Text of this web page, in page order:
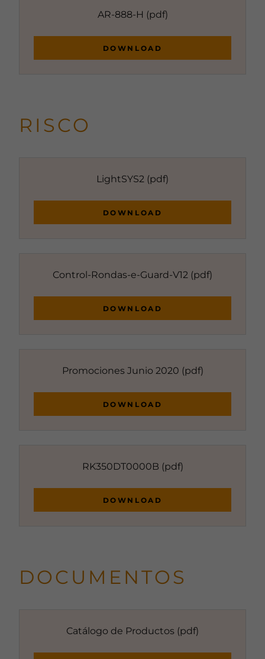
AR-888-H (pdf)
DOWNLOAD
RISCO
LightSYS2 (pdf)
DOWNLOAD
Control-Rondas-e-Guard-V12 (pdf)
DOWNLOAD
Promociones Junio 2020 (pdf)
DOWNLOAD
RK350DT0000B (pdf)
DOWNLOAD
DOCUMENTOS
Catálogo de Productos (pdf)